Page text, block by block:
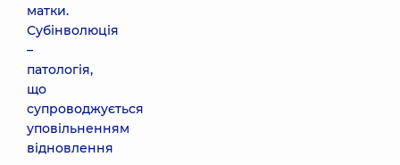
матки.
Субінволюція
–
патологія,
що
супроводжується
уповільненням
відновлення